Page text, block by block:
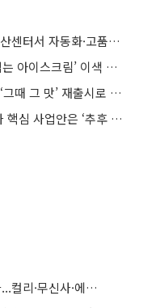
김동선 아이스크림 ‘벤슨’, 포천 생산센터서 자동화·고품질↑…“내년 100호점 목표”
CU, 아웃도어 브랜드 아이더와 ‘입는 아이스크림’ 이색 협업
“단종 메뉴 돌아왔다”...카페업계, ‘그때 그 맛’ 재출시로 소비자 유인
싸이월드, 10월 부활 예고…그러나 핵심 사업안은 ‘추후 공개’
본업 대신 화장품에 꽂힌 플랫폼사...컬리·무신사·에이블리, ‘뷰티 페스타’ 경쟁